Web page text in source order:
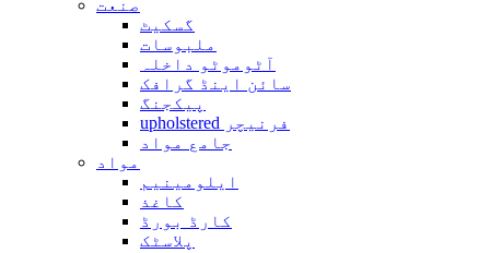
صنعت
گسکیٹ
ملبوسات
آٹوموٹو داخلہ
سائن اینڈ گرافک
پیکجنگ
upholstered فرنیچر
جامع مواد
مواد
ایلومینیم
کاغذ
کارڈ بورڈ
پلاسٹک